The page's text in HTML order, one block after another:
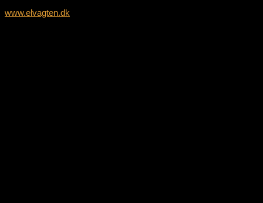
www.elvagten.dk